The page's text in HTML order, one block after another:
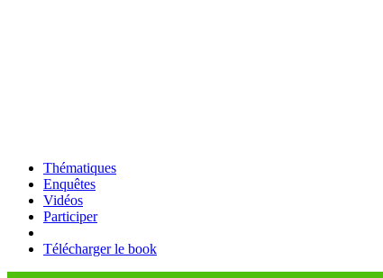
Thématiques
Enquêtes
Vidéos
Participer
Télécharger le book